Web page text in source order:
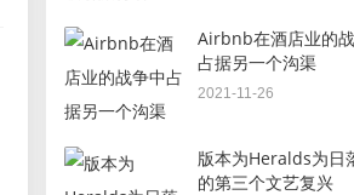
Airbnb在酒店业的
占据另一个沟渠
2021-11-26
版本为Heralds为日
的第三个文艺复兴